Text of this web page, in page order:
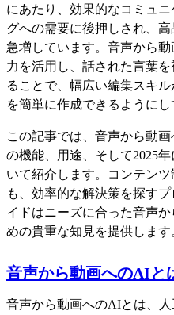
にあたり、効果的なコミュ
グへの需要に後押しされ、
急増しています。音声から
力を活用し、話された言葉
ることで、幅広い編集スキ
を簡単に作成できるようにし
この記事では、音声から動
の機能、用途、そして2025
いて紹介します。コンテン
も、効率的な解決策を探す
イドはニーズに合った音声
めの貴重な知見を提供します
音声から動画へのAIと
音声から動画へのAIとは、